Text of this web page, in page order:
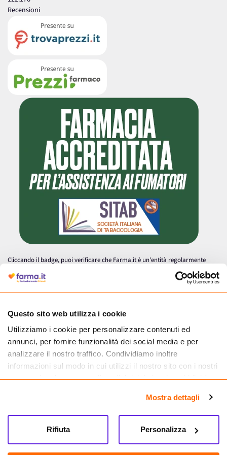
Questo sito web utilizza i cookie
Utilizziamo i cookie per personalizzare contenuti ed
annunci, per fornire funzionalità dei social media e per
analizzare il nostro traffico. Condividiamo inoltre
informazioni sul modo in cui utilizzi il nostro sito con i nostri
partner che si occupano di analisi dei dati web, pubblicità e
informazioni che hai fornito loro o che hanno raccolto dal
tuo utilizzo dei loro servizi.
Mostra dettagli
Personalizza
Rifiuta
Recensioni
Cliccando il badge, puoi verificare che Farma.it è un'entità regolarmente
autorizzata dal Ministero della Salute a effettuare la vendita online di
medicinali.
Farma.it S.a.s. P. IVA 07417261216 REA: NA-884088